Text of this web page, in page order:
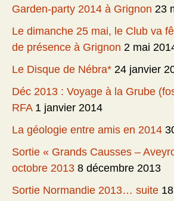
Garden-party 2014 à Grignon 23
Le dimanche 25 mai, le Club va
de présence à Grignon 2 mai
Le Disque de Nébra* 24 janvier
Déc 2013 : Voyage à la Grube
RFA 1 janvier 2014
La géologie entre amis en 2014
Sortie « Grands Causses –
octobre 2013 8 décembre 2013
Sortie Normandie 2013… suite